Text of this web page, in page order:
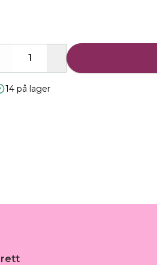
Decrease Increase
14 på lager